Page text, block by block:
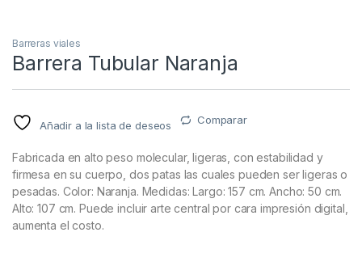
Barreras viales
Barrera Tubular Naranja
Añadir a la lista de deseos Comparar
Fabricada en alto peso molecular, ligeras, con estabilidad y
firmesa en su cuerpo, dos patas las cuales pueden ser ligeras o
pesadas. Color: Naranja. Medidas: Largo: 157 cm. Ancho: 50 cm.
Alto: 107 cm. Puede incluir arte central por cara impresión digital,
aumenta el costo.